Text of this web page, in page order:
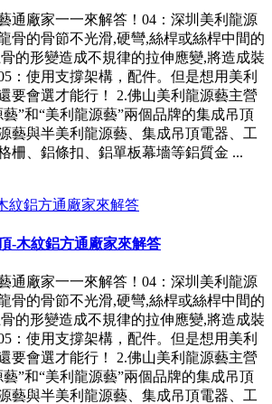
通廠家一一來解答！04：深圳美利龍源
骨的骨節不光滑,硬彎,絲桿或絲桿中間的
的形變造成不規律的拉伸應變,將造成裝
：使用支撐架構，配件。但是想用美利
要會選才能行！ 2.佛山美利龍源藝主營
”和“美利龍源藝”兩個品牌的集成吊頂
藝與半美利龍源藝、集成吊頂電器、工
柵、鋁條扣、鋁單板幕墻等鋁質金 ...
-木紋鋁方通廠家來解答
通廠家一一來解答！04：深圳美利龍源
骨的骨節不光滑,硬彎,絲桿或絲桿中間的
的形變造成不規律的拉伸應變,將造成裝
：使用支撐架構，配件。但是想用美利
要會選才能行！ 2.佛山美利龍源藝主營
”和“美利龍源藝”兩個品牌的集成吊頂
藝與半美利龍源藝、集成吊頂電器、工